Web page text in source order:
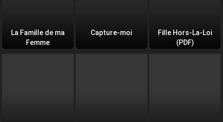
La Famille de ma
Femme
Capture-moi
Fille Hors-La-Loi
(PDF)